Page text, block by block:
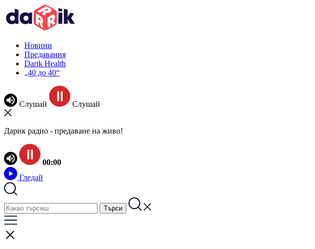
Новини
Предавания
Darik Health
„40 до 40“
Слушай Слушай
Дарик радио - предаване на живо!
00:00
Гледай